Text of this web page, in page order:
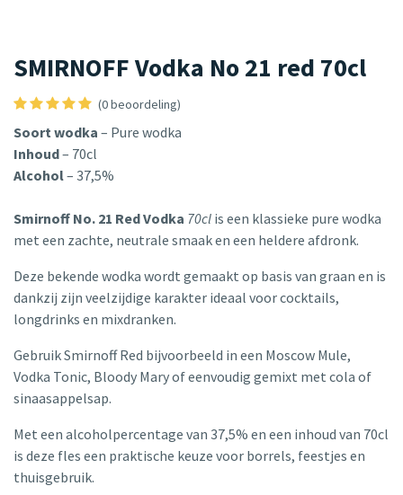
SMIRNOFF Vodka No 21 red 70cl
(0 beoordeling)
Soort wodka – Pure wodka
Inhoud– 70cl
Alcohol– 37,5%
Smirnoff No. 21 Red Vodka 70cl is een klassieke pure wodka
met een zachte, neutrale smaak en een heldere afdronk.
Deze bekende wodka wordt gemaakt op basis van graan en is
dankzij zijn veelzijdige karakter ideaal voor cocktails,
longdrinks en mixdranken.
Gebruik Smirnoff Red bijvoorbeeld in een Moscow Mule,
Vodka Tonic, Bloody Mary of eenvoudig gemixt met cola of
sinaasappelsap.
Met een alcoholpercentage van 37,5% en een inhoud van 70cl
is deze fles een praktische keuze voor borrels, feestjes en
thuisgebruik.